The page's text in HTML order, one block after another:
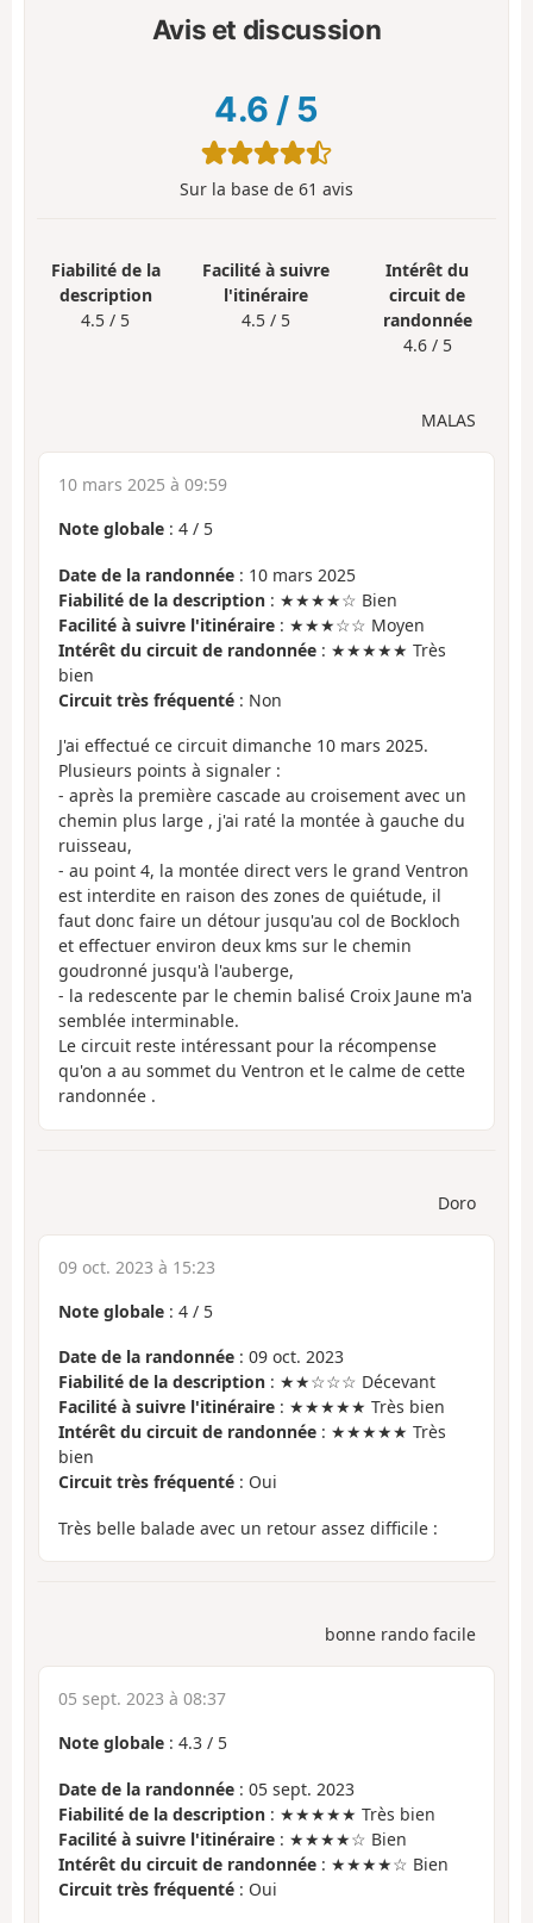
Avis et discussion
4.6 / 5
Sur la base de 61 avis
Fiabilité de la
description
4.5 / 5
Facilité à suivre
l'itinéraire
4.5 / 5
Intérêt du
circuit de
randonnée
4.6 / 5
MALAS
10 mars 2025 à 09:59
Note globale : 4 / 5
Date de la randonnée : 10 mars 2025
Fiabilité de la description : ★★★★☆ Bien
Facilité à suivre l'itinéraire : ★★★☆☆ Moyen
Intérêt du circuit de randonnée : ★★★★★ Très
bien
Circuit très fréquenté : Non
J'ai effectué ce circuit dimanche 10 mars 2025.
Plusieurs points à signaler :
- après la première cascade au croisement avec un
chemin plus large , j'ai raté la montée à gauche du
ruisseau,
- au point 4, la montée direct vers le grand Ventron
est interdite en raison des zones de quiétude, il
faut donc faire un détour jusqu'au col de Bockloch
et effectuer environ deux kms sur le chemin
goudronné jusqu'à l'auberge,
- la redescente par le chemin balisé Croix Jaune m'a
semblée interminable.
Le circuit reste intéressant pour la récompense
qu'on a au sommet du Ventron et le calme de cette
randonnée .
Doro
09 oct. 2023 à 15:23
Note globale : 4 / 5
Date de la randonnée : 09 oct. 2023
Fiabilité de la description : ★★☆☆☆ Décevant
Facilité à suivre l'itinéraire : ★★★★★ Très bien
Intérêt du circuit de randonnée : ★★★★★ Très
bien
Circuit très fréquenté : Oui
Très belle balade avec un retour assez difficile :
bonne rando facile
05 sept. 2023 à 08:37
Note globale : 4.3 / 5
Date de la randonnée : 05 sept. 2023
Fiabilité de la description : ★★★★★ Très bien
Facilité à suivre l'itinéraire : ★★★★☆ Bien
Intérêt du circuit de randonnée : ★★★★☆ Bien
Circuit très fréquenté : Oui